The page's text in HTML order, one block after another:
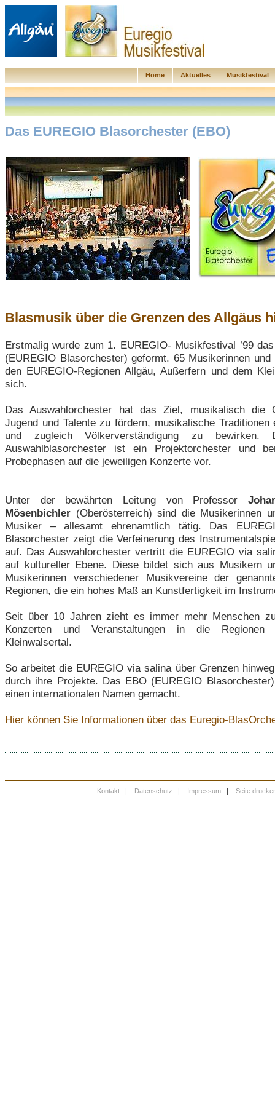
Musikfestival
Aktuelles
Home
Das EUREGIO Blasorchester (EBO)
Blasmusik über die Grenzen des Allgäus
Erstmalig wurde zum 1. EUREGIO- Musikfestival ’99
(EUREGIO Blasorchester) geformt. 65 Musikerinnen
den EUREGIO-Regionen Allgäu, Außerfern und dem
sich.
Das Auswahlorchester hat das Ziel, musikalisch die
Jugend und Talente zu fördern, musikalische Traditionen
und zugleich Völkerverständigung zu bewirken.
Auswahlblasorchester ist ein Projektorchester und
Probephasen auf die jeweiligen Konzerte vor.
Unter der bewährten Leitung von Professor
Mösenbichler (Oberösterreich) sind die Musikerinnen
Musiker – allesamt ehrenamtlich tätig. Das
Blasorchester zeigt die Verfeinerung des
auf. Das Auswahlorchester vertritt die EUREGIO via
auf kultureller Ebene. Diese bildet sich aus Musikern
Musikerinnen verschiedener Musikvereine der
Regionen, die ein hohes Maß an Kunstfertigkeit im
Seit über 10 Jahren zieht es immer mehr Menschen
Konzerten und Veranstaltungen in die Regionen
Kleinwalsertal.
So arbeitet die EUREGIO via salina über Grenzen
durch ihre Projekte. Das EBO (EUREGIO
einen internationalen Namen gemacht.
Hier können Sie Informationen über das Euregio-
Kontakt| Datenschutz | Impressum| Seite